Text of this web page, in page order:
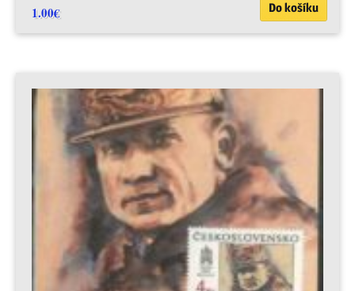
1.00€ Do košíku